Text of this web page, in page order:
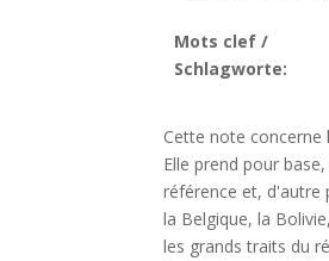
Mots clef /
Schlagworte:
Cette note concerne
Elle prend pour
référence et, d'autre
la Belgique, la
les grands traits du